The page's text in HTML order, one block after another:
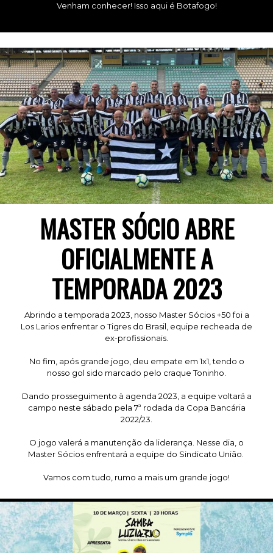
Venham conhecer! Isso aqui é Botafogo!
MASTER SÓCIO ABRE
OFICIALMENTE A
TEMPORADA 2023
Abrindo a temporada 2023, nosso Master Sócios +50 foi a
Los Larios enfrentar o Tigres do Brasil, equipe recheada de
ex-profissionais.
No fim, após grande jogo, deu empate em 1x1, tendo o
nosso gol sido marcado pelo craque Toninho.
Dando prosseguimento à agenda 2023, a equipe voltará a
campo neste sábado pela 7ª rodada da Copa Bancária
2022/23.
O jogo valerá a manutenção da liderança. Nesse dia, o
Master Sócios enfrentará a equipe do Sindicato União.
Vamos com tudo, rumo a mais um grande jogo!